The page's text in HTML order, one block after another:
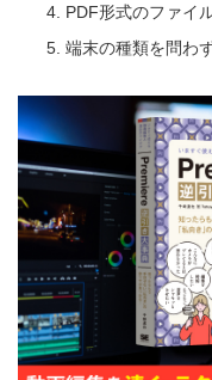
PDF形式のファイ
端末の種類を問わ